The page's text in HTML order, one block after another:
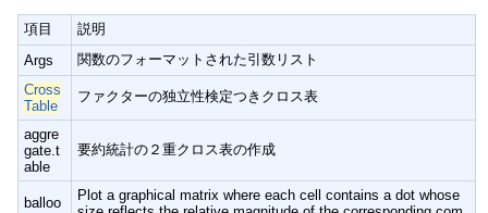
項目
説明
Args
関数のフォーマットされた引数リスト
Cross
Table
ファクターの独立性検定つきクロス表
aggre
gate.t
able
要約統計の２重クロス表の作成
balloo
Plot a graphical matrix where each cell contains a dot whose